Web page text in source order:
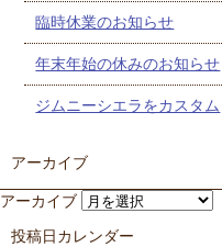
臨時休業のお知らせ
年末年始の休みのお知らせ
ジムニーシエラをカスタム
アーカイブ
アーカイブ
投稿日カレンダー